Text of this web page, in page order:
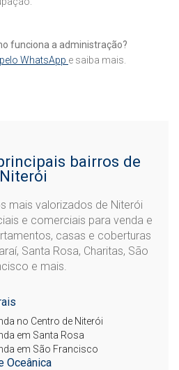
funciona a administração?
WhatsApp e saiba mais.
bairros de
Niterói
mais valorizados de Niterói
e comerciais para venda e
casas e coberturas
Santa Rosa, Charitas, São
e mais.
no Centro de Niterói
em Santa Rosa
em São Francisco
Oceânica